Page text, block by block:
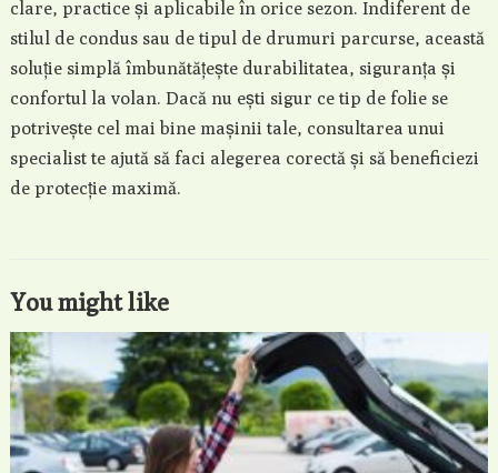
clare, practice și aplicabile în orice sezon. Indiferent de
stilul de condus sau de tipul de drumuri parcurse, această
soluție simplă îmbunătățește durabilitatea, siguranța și
confortul la volan. Dacă nu ești sigur ce tip de folie se
potrivește cel mai bine mașinii tale, consultarea unui
specialist te ajută să faci alegerea corectă și să beneficiezi
de protecție maximă.
You might like